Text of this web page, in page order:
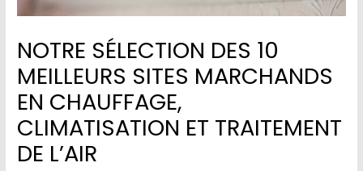
NOTRE SÉLECTION DES 10
MEILLEURS SITES MARCHANDS
EN CHAUFFAGE,
CLIMATISATION ET TRAITEMENT
DE L’AIR